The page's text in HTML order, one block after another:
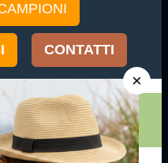
CONTATTI
×
DI CANI